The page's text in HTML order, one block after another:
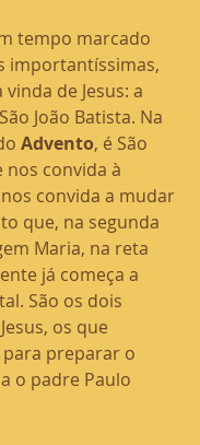
tempo marcado
importantíssimas,
de Jesus: a
João Batista. Na
Advento, é São
nos convida à
convida a mudar
que, na segunda
Maria, na reta
já começa a
São os dois
os que
preparar o
o padre Paulo